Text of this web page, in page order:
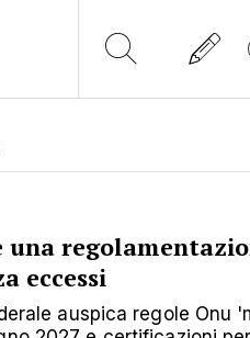
una
eccessi
auspica regole Onu